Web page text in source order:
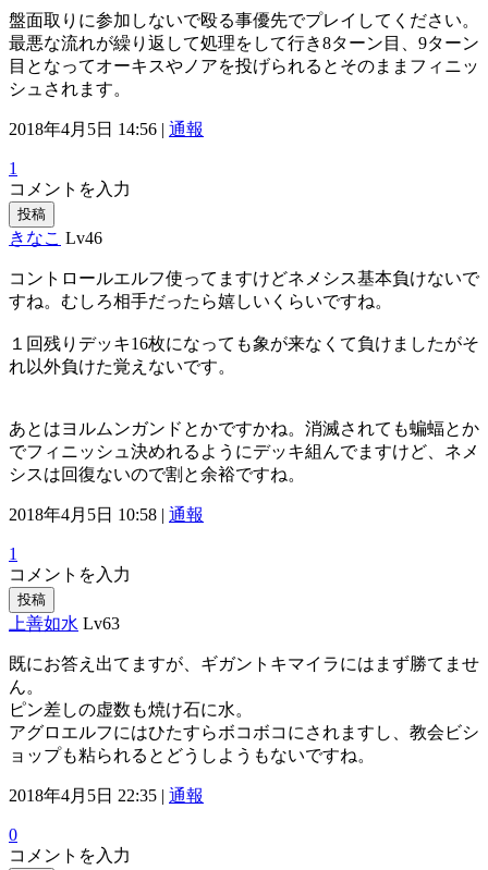
盤面取りに参加しないで殴る事優先でプレイしてください。
最悪な流れが繰り返して処理をして行き8ターン目、9ターン
目となってオーキスやノアを投げられるとそのままフィニッ
シュされます。
2018年4月5日 14:56 | 通報
1
コメントを入力
投稿
きなこ Lv46
コントロールエルフ使ってますけどネメシス基本負けないで
すね。むしろ相手だったら嬉しいくらいですね。
１回残りデッキ16枚になっても象が来なくて負けましたがそ
れ以外負けた覚えないです。
あとはヨルムンガンドとかですかね。消滅されても蝙蝠とか
でフィニッシュ決めれるようにデッキ組んでますけど、ネメ
シスは回復ないので割と余裕ですね。
2018年4月5日 10:58 | 通報
1
コメントを入力
投稿
上善如水 Lv63
既にお答え出てますが、ギガントキマイラにはまず勝てませ
ん。
ピン差しの虚数も焼け石に水。
アグロエルフにはひたすらボコボコにされますし、教会ビシ
ョップも粘られるとどうしようもないですね。
2018年4月5日 22:35 | 通報
0
コメントを入力